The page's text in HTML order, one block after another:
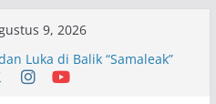
9, 2026
Patria Seni Rupa
“Bergerak” Menjadi Mantra